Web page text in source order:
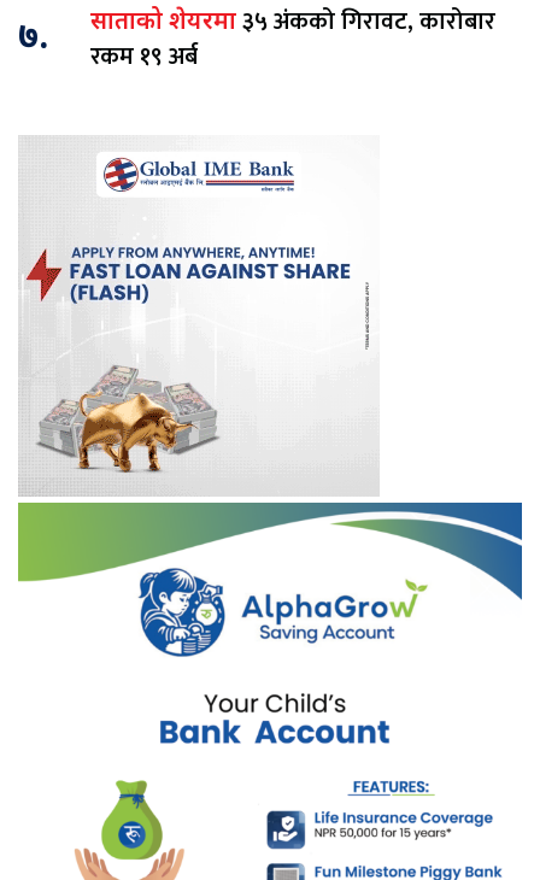
७. साताको शेयरमा३५ अंकको गिरावट, कारोबार
रकम १९ अर्ब